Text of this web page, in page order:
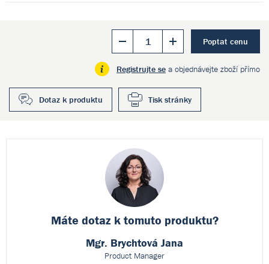
Poptat cenu
Registrujte se a objednávejte zboží přímo
Dotaz k produktu Tisk stránky
Máte dotaz k tomuto produktu?
Mgr. Brychtová Jana
Product Manager